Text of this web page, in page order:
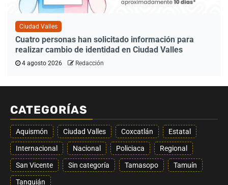
Ciudad Valles
Cuatro personas han solicitado información para
realizar cambio de identidad en Ciudad Valles
4 agosto 2026 Redacción
CATEGORÍAS
Aquismón Ciudad Valles Coxcatlán Estatal
Internacional Nacional Policiaca Regional
San Vicente Sin categoría Tamasopo Tamuín
Tanquián